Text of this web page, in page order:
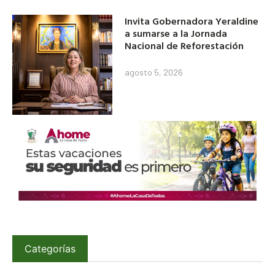
Invita Gobernadora Yeraldine
a sumarse a la Jornada
Nacional de Reforestación
agosto 5, 2026
Categorías